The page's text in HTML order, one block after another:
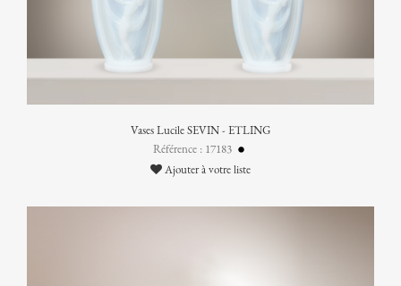
Vases Lucile SEVIN - ETLING
Référence : 17183
Ajouter à votre liste